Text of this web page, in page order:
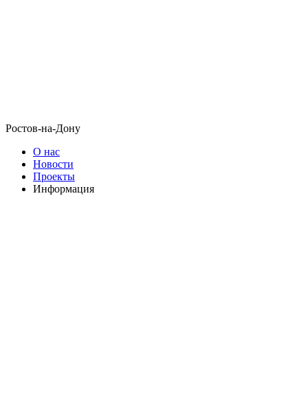
Ростов-на-Дону
О нас
Новости
Проекты
Информация